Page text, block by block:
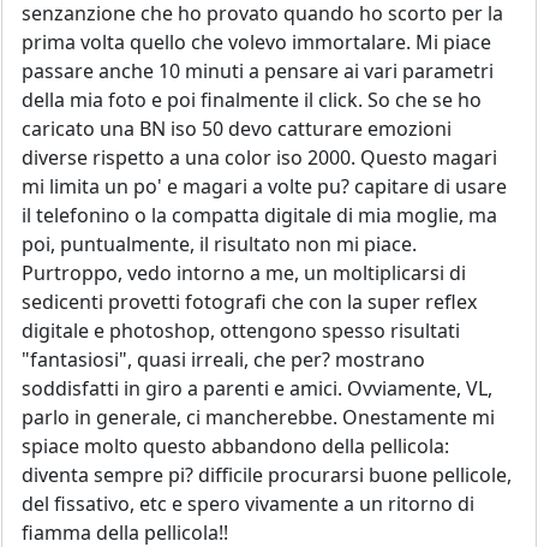
senzanzione che ho provato quando ho scorto per la
prima volta quello che volevo immortalare. Mi piace
passare anche 10 minuti a pensare ai vari parametri
della mia foto e poi finalmente il click. So che se ho
caricato una BN iso 50 devo catturare emozioni
diverse rispetto a una color iso 2000. Questo magari
mi limita un po' e magari a volte pu? capitare di usare
il telefonino o la compatta digitale di mia moglie, ma
poi, puntualmente, il risultato non mi piace.
Purtroppo, vedo intorno a me, un moltiplicarsi di
sedicenti provetti fotografi che con la super reflex
digitale e photoshop, ottengono spesso risultati
"fantasiosi", quasi irreali, che per? mostrano
soddisfatti in giro a parenti e amici. Ovviamente, VL,
parlo in generale, ci mancherebbe. Onestamente mi
spiace molto questo abbandono della pellicola:
diventa sempre pi? difficile procurarsi buone pellicole,
del fissativo, etc e spero vivamente a un ritorno di
fiamma della pellicola!!